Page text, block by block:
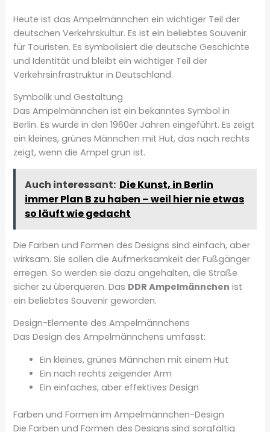
Heute ist das Ampelmännchen ein wichtiger Teil der
deutschen Verkehrskultur. Es ist ein beliebtes Souvenir
für Touristen. Es symbolisiert die deutsche Geschichte
und Identität und bleibt ein wichtiger Teil der
Verkehrsinfrastruktur in Deutschland.
Symbolik und Gestaltung
Das Ampelmännchen ist ein bekanntes Symbol in
Berlin. Es wurde in den 1960er Jahren eingeführt. Es zeigt
ein kleines, grünes Männchen mit Hut, das nach rechts
zeigt, wenn die Ampel grün ist.
Auch interessant: Die Kunst, in Berlin
immer Plan B zu haben – weil hier nie etwas
so läuft wie gedacht
Die Farben und Formen des Designs sind einfach, aber
wirksam. Sie sollen die Aufmerksamkeit der Fußgänger
erregen. So werden sie dazu angehalten, die Straße
sicher zu überqueren. Das DDR Ampelmännchen ist
ein beliebtes Souvenir geworden.
Design-Elemente des Ampelmännchens
Das Design des Ampelmännchens umfasst:
Ein kleines, grünes Männchen mit einem Hut
Ein nach rechts zeigender Arm
Ein einfaches, aber effektives Design
Farben und Formen im Ampelmännchen-Design
Die Farben und Formen des Designs sind sorgfältig